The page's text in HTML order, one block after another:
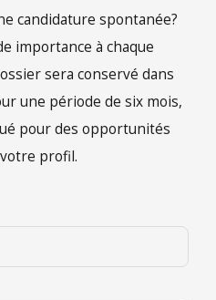
candidature spontanée?
importance à chaque
sera conservé dans
une période de six mois,
pour des opportunités
profil.